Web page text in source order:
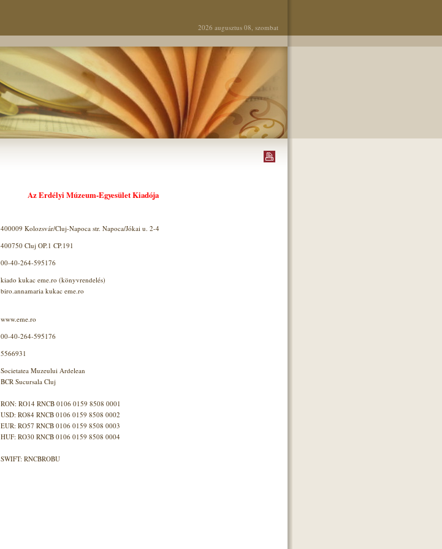
2026 augusztus 08, szombat
Az Erdélyi Múzeum-Egyesület Kiadója
400009 Kolozsvár/Cluj-Napoca str. Napoca/Jókai u. 2-4
400750 Cluj OP.1 CP.191
00-40-264-595176
kiado kukac eme.ro (könyvrendelés)
biro.annamaria kukac eme.ro
www.eme.ro
00-40-264-595176
5566931
Societatea Muzeului Ardelean
BCR Sucursala Cluj
RON: RO14 RNCB 0106 0159 8508 0001
USD: RO84 RNCB 0106 0159 8508 0002
EUR: RO57 RNCB 0106 0159 8508 0003
HUF: RO30 RNCB 0106 0159 8508 0004
SWIFT: RNCBROBU